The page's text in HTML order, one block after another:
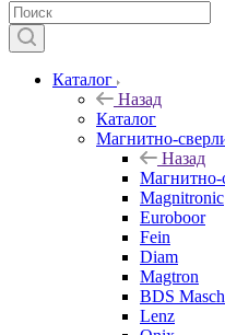
Каталог
Назад
Каталог
Магнитно-
Назад
Магнитно-
Magnitronic
Euroboor
Fein
Diam
Magtron
BDS
Lenz